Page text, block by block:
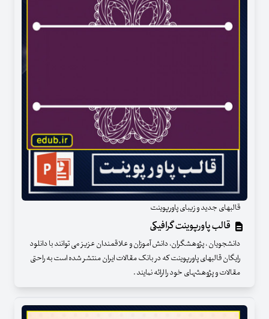
قالبهای جدید و زیبای پاورپوینت
قالب پاورپوینت گرافیکی
دانشجویان ، پژوهشگران، دانش آموزان و علاقمندان عزیز می توانند با دانلود
رایگان قالبهای پاورپوینت که در بانک مقالات ایران منتشر شده است به راحتی
مقالات و پژوهشهای خود را ارائه نمایند .